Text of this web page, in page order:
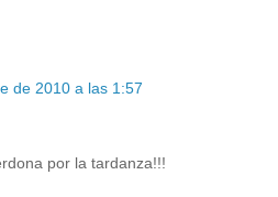
de 2010 a las 1:57
por la tardanza!!!